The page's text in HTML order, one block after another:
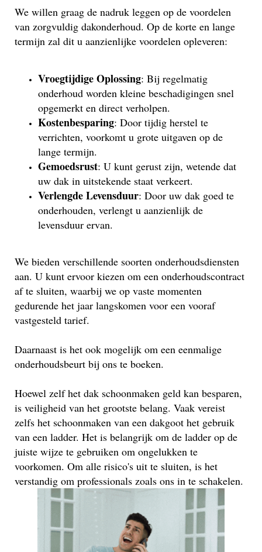
We willen graag de nadruk leggen op de voordelen
van zorgvuldig dakonderhoud. Op de korte en lange
termijn zal dit u aanzienlijke voordelen opleveren:
Vroegtijdige Oplossing: Bij regelmatig
onderhoud worden kleine beschadigingen snel
opgemerkt en direct verholpen.
Kostenbesparing: Door tijdig herstel te
verrichten, voorkomt u grote uitgaven op de
lange termijn.
Gemoedsrust: U kunt gerust zijn, wetende dat
uw dak in uitstekende staat verkeert.
Verlengde Levensduur: Door uw dak goed te
onderhouden, verlengt u aanzienlijk de
levensduur ervan.
We bieden verschillende soorten onderhoudsdiensten
aan. U kunt ervoor kiezen om een onderhoudscontract
af te sluiten, waarbij we op vaste momenten
gedurende het jaar langskomen voor een vooraf
vastgesteld tarief.
Daarnaast is het ook mogelijk om een eenmalige
onderhoudsbeurt bij ons te boeken.
Hoewel zelf het dak schoonmaken geld kan besparen,
is veiligheid van het grootste belang. Vaak vereist
zelfs het schoonmaken van een dakgoot het gebruik
van een ladder. Het is belangrijk om de ladder op de
juiste wijze te gebruiken om ongelukken te
voorkomen. Om alle risico's uit te sluiten, is het
verstandig om professionals zoals ons in te schakelen.